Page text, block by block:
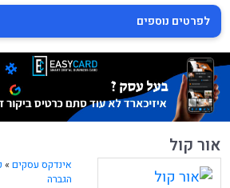
לפרטים נוספים
אור קול
אינדקס עסקים »
הגברה